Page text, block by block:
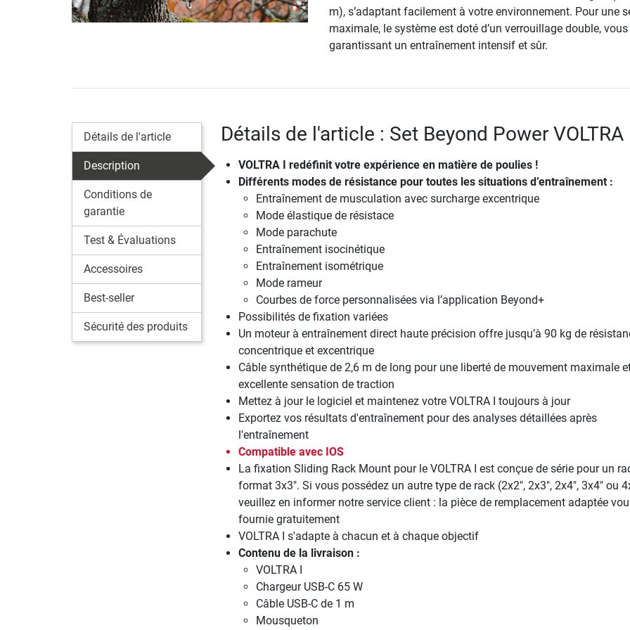
m), s’adaptant facilement à votre environnement. Pour une
maximale, le système est doté d’un verrouillage double, vous
garantissant un entraînement intensif et sûr.
Détails de l'article
Description
Conditions de
garantie
Test & Évaluations
Accessoires
Best-seller
Sécurité des produits
Détails de l'article : Set Beyond Power VOLTRA
VOLTRA I redéfinit votre expérience en matière de poulies !
Différents modes de résistance pour toutes les situations d’entraînement :
Entraînement de musculation avec surcharge excentrique
Mode élastique de résistace
Mode parachute
Entraînement isocinétique
Entraînement isométrique
Mode rameur
Courbes de force personnalisées via l’application Beyond+
Possibilités de fixation variées
Un moteur à entraînement direct haute précision offre jusqu’à 90 kg de
concentrique et excentrique
Câble synthétique de 2,6 m de long pour une liberté de mouvement maximale
excellente sensation de traction
Mettez à jour le logiciel et maintenez votre VOLTRA I toujours à jour
Exportez vos résultats d'entraînement pour des analyses détaillées après
l'entraînement
Compatible avec IOS
La fixation Sliding Rack Mount pour le VOLTRA I est conçue de série pour un
format 3x3". Si vous possédez un autre type de rack (2x2", 2x3", 2x4", 3x4" ou
veuillez en informer notre service client : la pièce de remplacement adaptée
fournie gratuitement
VOLTRA I s'adapte à chacun et à chaque objectif
Contenu de la livraison :
VOLTRA I
Chargeur USB-C 65 W
Câble USB-C de 1 m
Mousqueton